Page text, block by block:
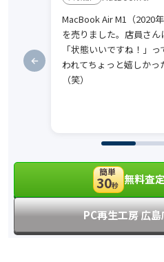
MacBook Air M1（2020年
を売りました。店員さん
「状態いいですね！」っ
われてちょっと嬉しかっ
（笑）
簡単
30秒 無料査
PC再生工房 広